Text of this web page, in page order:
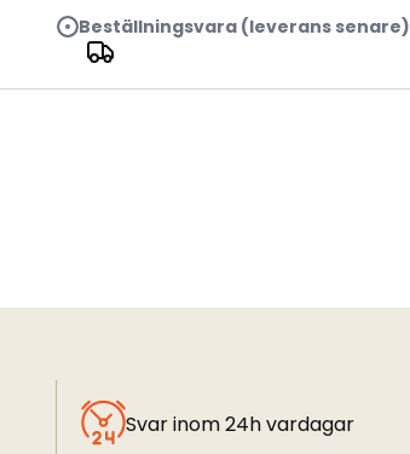
Beställningsvara (leverans senare)
Svar inom 24h vardagar